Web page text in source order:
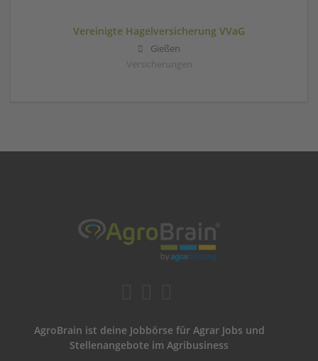
Vereinigte Hagelversicherung VVaG
Gießen
Versicherungen
AgroBrain ist deine Jobbörse für Agrar Jobs und
Stellenangebote im Agribusiness